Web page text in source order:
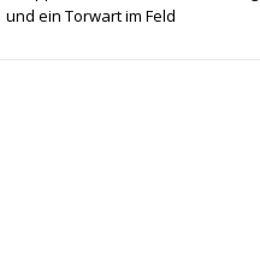
und ein Torwart im Feld